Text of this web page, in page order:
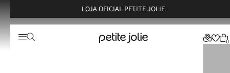
LOJA OFICIAL PETITE JOLIE
0